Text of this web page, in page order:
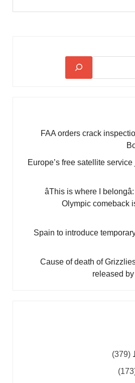
FAA orders crack
Europe’s free satellite
âThis is where I
Olympic comeback
Spain to introduce
Cause of death of
released
(379)